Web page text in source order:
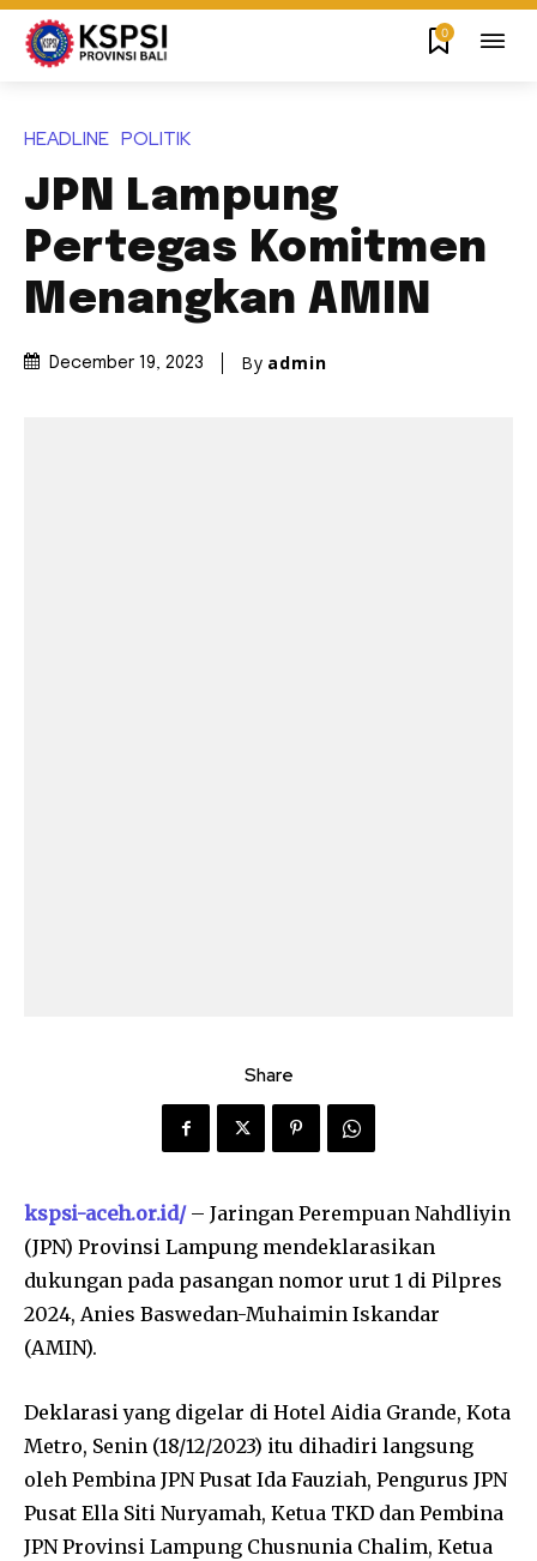
0
HEADLINE POLITIK
JPN Lampung
Pertegas Komitmen
Menangkan AMIN
December 19, 2023 By admin
Share
kspsi-aceh.or.id/– Jaringan Perempuan Nahdliyin
(JPN) Provinsi Lampung mendeklarasikan
dukungan pada pasangan nomor urut 1 di Pilpres
2024, Anies Baswedan-Muhaimin Iskandar
(AMIN).
Deklarasi yang digelar di Hotel Aidia Grande, Kota
Metro, Senin (18/12/2023) itu dihadiri langsung
oleh Pembina JPN Pusat Ida Fauziah, Pengurus JPN
Pusat Ella Siti Nuryamah, Ketua TKD dan Pembina
JPN Provinsi Lampung Chusnunia Chalim, Ketua